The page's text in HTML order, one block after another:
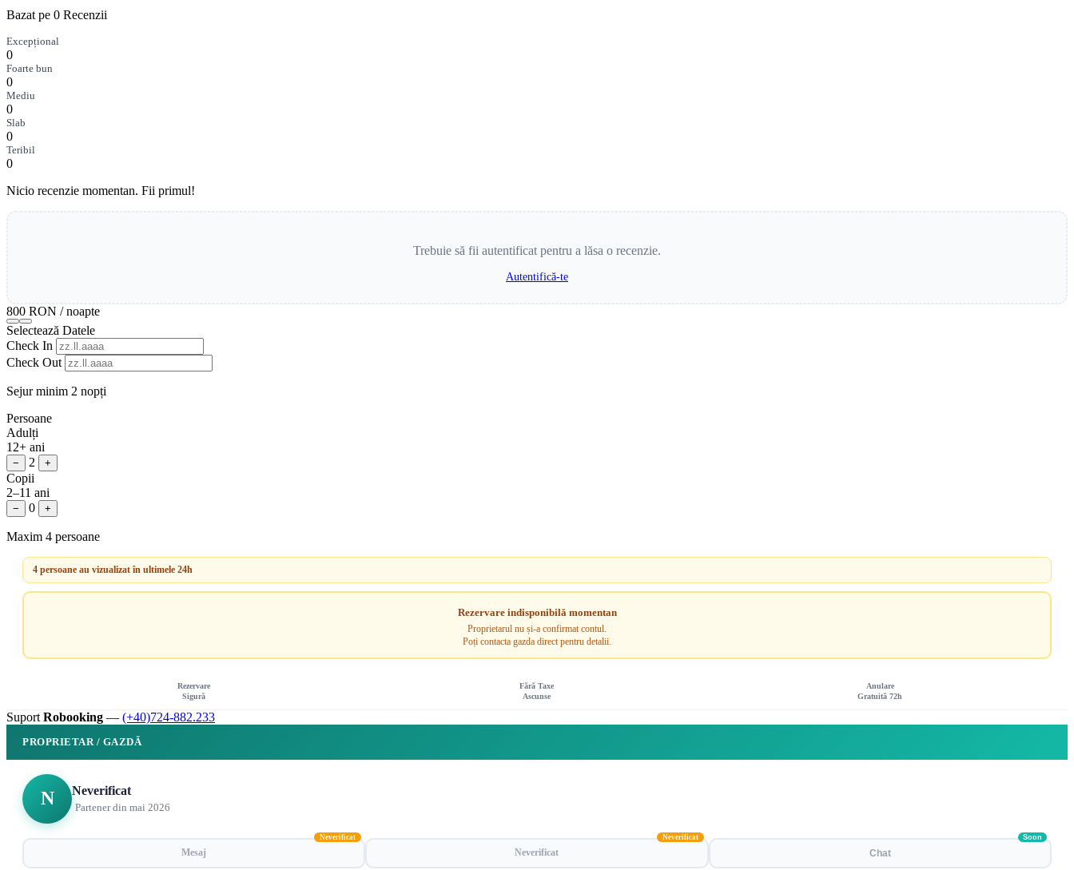
Bazat pe 0 Recenzii
Excepțional
0
Foarte bun
0
Mediu
0
Slab
0
Teribil
0
Nicio recenzie momentan. Fii primul!
Trebuie să fii autentificat pentru a lăsa o recenzie.
Autentifică-te
800 RON / noapte
Selectează Datele
Check In
Check Out
Sejur minim 2 nopți
Persoane
Adulți
12+ ani
− 2 +
Copii
2–11 ani
− 0 +
Maxim 4 persoane
4 persoane au vizualizat în ultimele 24h
Rezervare indisponibilă momentan
Proprietarul nu și-a confirmat contul.
Poți contacta gazda direct pentru detalii.
Rezervare
Sigură
Fără Taxe
Ascunse
Anulare
Gratuită 72h
Suport Robooking — (+40)724-882.233
PROPRIETAR / GAZDĂ
N Neverificat
Partener din mai 2026
Mesaj
Neverificat
Neverificat
Neverificat
Chat
Soon